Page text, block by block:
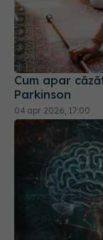
Cum apar
Parkinson
04 apr 2026, 17:00